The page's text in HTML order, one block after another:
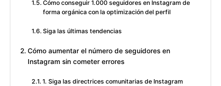
Cómo conseguir 1.000 seguidores en Instagram de
forma orgánica con la optimización del perfil
Siga las últimas tendencias
Cómo aumentar el número de seguidores en
Instagram sin cometer errores
1. Siga las directrices comunitarias de Instagram